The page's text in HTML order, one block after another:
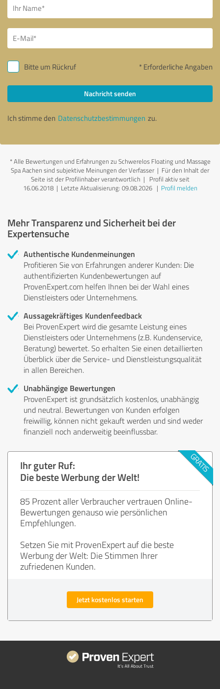
Bitte um Rückruf * Erforderliche Angaben
Nachricht senden
Ich stimme den Datenschutzbestimmungen zu.
*Alle Bewertungen und Erfahrungen zu Schwerelos Floating und Massage
Spa Aachen sind subjektive Meinungen der Verfasser | Für den Inhalt der
Seite ist der Profilinhaber verantwortlich | Profil aktiv seit
16.06.2018 | Letzte Aktualisierung: 09.08.2026| Profil melden
Mehr Transparenz und Sicherheit bei der
Expertensuche
Authentische Kundenmeinungen
Profitieren Sie von Erfahrungen anderer Kunden: Die
authentifizierten Kundenbewertungen auf
ProvenExpert.com helfen Ihnen bei der Wahl eines
Dienstleisters oder Unternehmens.
Aussagekräftiges Kundenfeedback
Bei ProvenExpert wird die gesamte Leistung eines
Dienstleisters oder Unternehmens (z.B. Kundenservice,
Beratung) bewertet. So erhalten Sie einen detaillierten
Überblick über die Service- und Dienstleistungsqualität
in allen Bereichen.
Unabhängige Bewertungen
ProvenExpert ist grundsätzlich kostenlos, unabhängig
und neutral. Bewertungen von Kunden erfolgen
freiwillig, können nicht gekauft werden und sind weder
finanziell noch anderweitig beeinflussbar.
Ihr guter Ruf:
Die beste Werbung der Welt!
85 Prozent aller Verbraucher vertrauen Online-
Bewertungen genauso wie persönlichen
Empfehlungen.
Setzen Sie mit ProvenExpert auf die beste
Werbung der Welt: Die Stimmen Ihrer
zufriedenen Kunden.
Jetzt kostenlos starten